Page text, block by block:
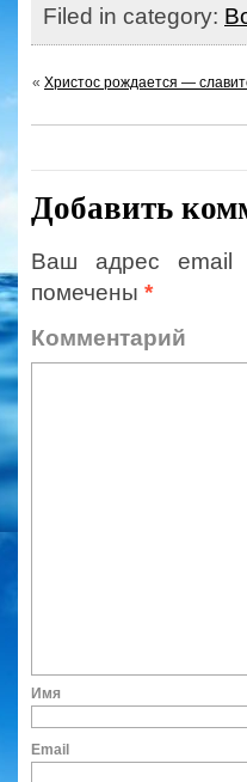
Filed in category:
« Христос рождается —
Добавить
Ваш адрес email
помечены *